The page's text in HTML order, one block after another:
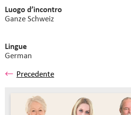
Luogo d’incontro
Ganze Schweiz
Lingue
German
Precedente